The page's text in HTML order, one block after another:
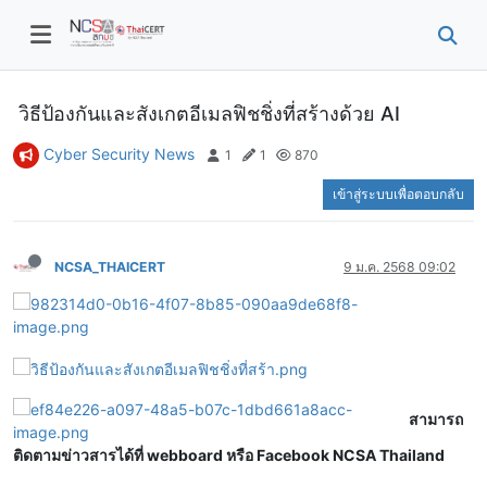
วิธีป้องกันและสังเกตอีเมลฟิชชิ่งที่สร้างด้วย AI
Cyber Security News 1 1 870
เข้าสู่ระบบเพื่อตอบกลับ
NCSA_THAICERT 9 ม.ค. 2568 09:02
สามารถ
ติดตามข่าวสารได้ที่ webboard หรือ Facebook NCSA Thailand